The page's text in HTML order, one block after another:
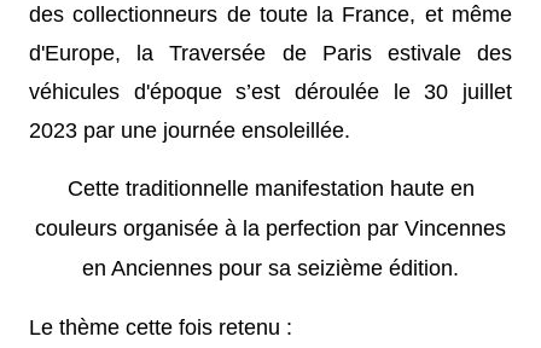
des collectionneurs de toute la France, et même
d'Europe, la Traversée de Paris estivale des
véhicules d'époque s’est déroulée le 30 juillet
2023 par une journée ensoleillée.
Cette traditionnelle manifestation haute en
couleurs organisée à la perfection par Vincennes
en Anciennes pour sa seizième édition.
Le thème cette fois retenu :